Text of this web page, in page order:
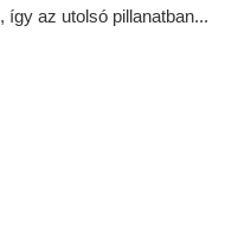
így az utolsó pillanatban...